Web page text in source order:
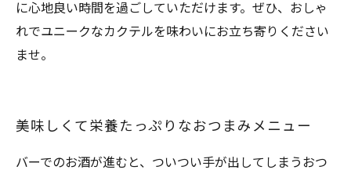
に心地良い時間を過ごしていただけます。ぜひ、おしゃ
れでユニークなカクテルを味わいにお立ち寄りください
ませ。
美味しくて栄養たっぷりなおつまみメニュー
バーでのお酒が進むと、ついつい手が出してしまうおつ